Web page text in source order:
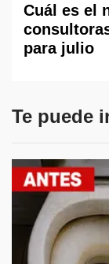
Cuál es el
para julio
Te puede